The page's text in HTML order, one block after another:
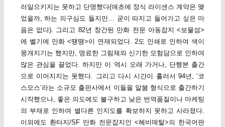
러일으키지는 못하고 단명했다(애초에 정식 라이센스 계약은 맺
었을까, 하는 의구심도 들지만… 굳이 따지고 들어가고 싶은 마
음은 없다). 그리고 82년 창간된 만화 전문 아동잡지 <보물섬>
에 벨기에 만화 <땡땡>이 연재되었다. 2도 인쇄로 인하여 색이
뭉개지기는 했지만, 명료한 그림체와 신기한 모험담으로 인하여
많은 관심을 끌었다. 하지만 이 역시 오래 가거나, 단행본 출간
으로 이어지지는 못했다. 그리고 다시 시간이 흘러서 94년, ‘코
스모스’라는 소규모 출판사에서 이들을 알붐 형식으로 출간하기
시작했으나, 좋은 의도에도 불구하고 낮은 번역품질이나 마케팅
의 부재로 인하여 별다른 인지도를 확보하지 못하고 사라졌다.
이외에도 환타지/SF 만화 전문잡지인 <헤비메탈>의 한국어판